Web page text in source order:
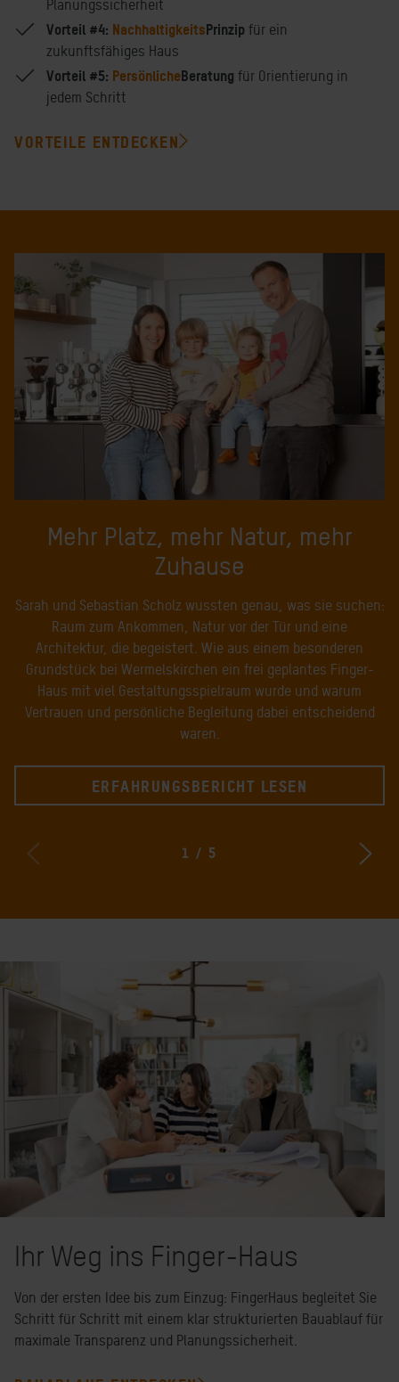
Planungssicherheit
Vorteil #4: NachhaltigkeitsPrinzip für ein
zukunftsfähiges Haus
Vorteil #5: PersönlicheBeratung für Orientierung in
jedem Schritt
VORTEILE ENTDECKEN
Mehr Platz, mehr Natur, mehr
Zuhause
Sarah und Sebastian Scholz wussten genau, was sie suchen:
Raum zum Ankommen, Natur vor der Tür und eine
Architektur, die begeistert. Wie aus einem besonderen
Grundstück bei Wermelskirchen ein frei geplantes Finger-
Haus mit viel Gestaltungsspielraum wurde und warum
Vertrauen und persönliche Begleitung dabei entscheidend
waren.
ERFAHRUNGSBERICHT LESEN
1 / 5
Ihr Weg ins Finger-Haus
Von der ersten Idee bis zum Einzug: FingerHaus begleitet Sie
Schritt für Schritt mit einem klar strukturierten Bauablauf für
maximale Transparenz und Planungssicherheit.